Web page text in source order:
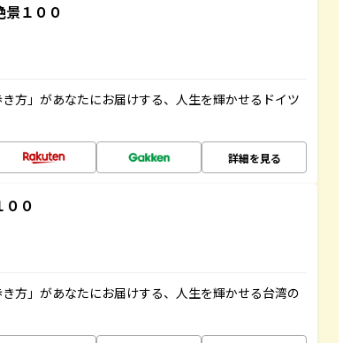
１００
方」があなたにお届けする、人生を輝かせるドイツ
詳細を見る
０
方」があなたにお届けする、人生を輝かせる台湾の